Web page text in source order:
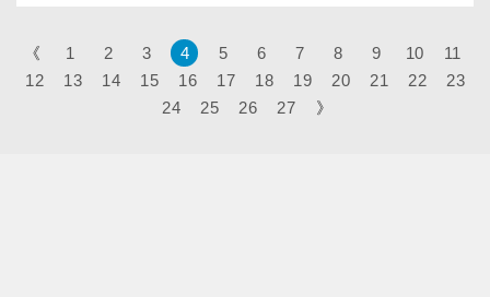
士氣容易受到影響，該如何不亂陣腳、一
分分奪取分數，是比賽獲勝的關鍵。好勝
的羽球國手周天成，曾經歷十連敗低潮，
如今已調整好心態，對勝負更坦然，期許
《 1 2 3 4 5 6 7 8 9 10
11
12
13 14 15 16 17 18 19 20 21 22
23
24
25 26 27 》